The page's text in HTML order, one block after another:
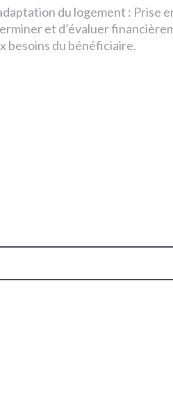
du logement : Prise
et d’évaluer
besoins du bénéficiaire.